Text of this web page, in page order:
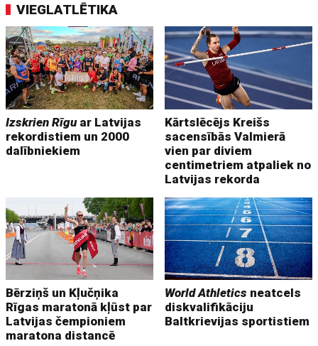
VIEGLATLĒTIKA
Izskrien Rīguar Latvijas
rekordistiem un 2000
dalībniekiem
Kārtslēcējs Kreišs
sacensībās Valmierā
vien par diviem
centimetriem atpaliek no
Latvijas rekorda
Bērziņš un Kļučņika
Rīgas maratonā kļūst par
Latvijas čempioniem
maratona distancē
World Athletics neatcels
diskvalifikāciju
Baltkrievijas sportistiem